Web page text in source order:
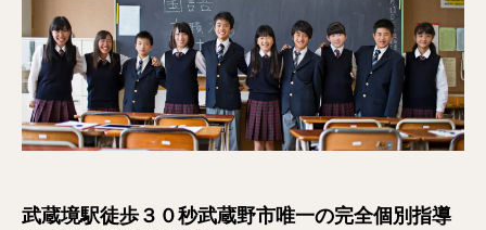
武蔵境駅徒歩３０秒武蔵野市唯一の完全個別指導